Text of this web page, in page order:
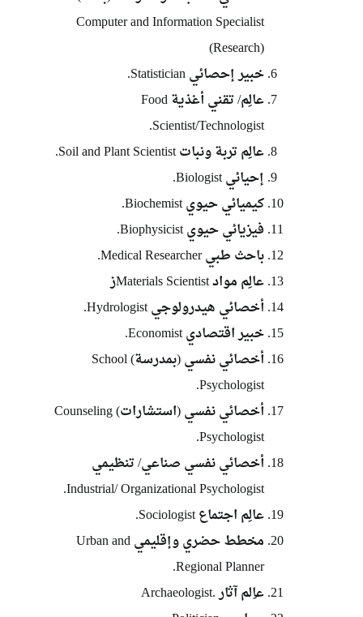
Computer and Information Specialist
(Research)
خبير إحصائي Statistician.
عالِم/ تقني أغذية Food
Scientist/Technologist.
عالِم تربة ونبات Soil and Plant Scientist.
إحيائي Biologist.
كيميائي حيوي Biochemist.
فيزيائي حيوي Biophysicist.
باحث طبي Medical Researcher.
عالِم مواد Materials Scientistز
أخصائي هيدرولوجي Hydrologist.
خبير اقتصادي Economist.
أخصائي نفسي (بمدرسة) School
Psychologist.
أخصائي نفسي (استشارات) Counseling
Psychologist.
أخصائي نفسي صناعي/ تنظيمي
Industrial/ Organizational Psychologist.
عالِم اجتماع Sociologist.
مخطط حضري وإقليمي Urban and
Regional Planner.
عاِلم آثار .Archaeologist